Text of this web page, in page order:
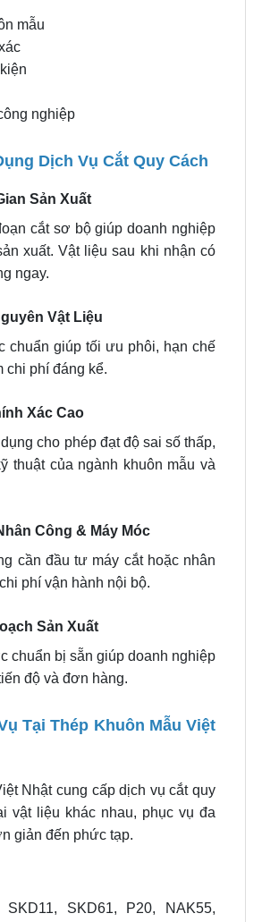
mẫu
nghiệp
Dịch Vụ Cắt Quy Cách
Sản Xuất
cắt sơ bộ giúp doanh nghiệp
xuất. Vật liệu sau khi nhận có
ngay.
Vật Liệu
chuẩn giúp tối ưu phôi, hạn chế
chi phí đáng kể.
Xác Cao
cho phép đạt độ sai số thấp,
thuật của ngành khuôn mẫu và
Công & Máy Móc
cần đầu tư máy cắt hoặc nhân
phí vận hành nội bộ.
Sản Xuất
chuẩn bị sẵn giúp doanh nghiệp
độ và đơn hàng.
Tại Thép Khuôn Mẫu Việt
Nhật cung cấp dịch vụ cắt quy
vật liệu khác nhau, phục vụ đa
giản đến phức tạp.
SKD11, SKD61, P20, NAK55,